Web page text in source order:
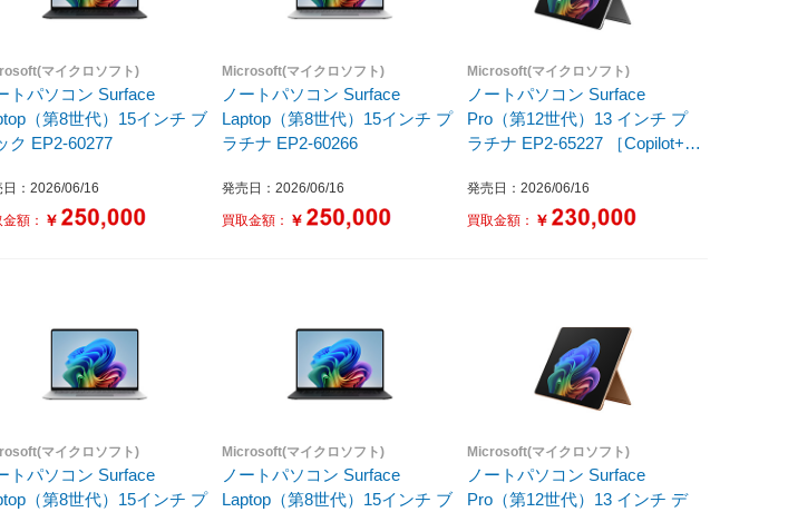
マイクロソフト)
トパソコン Surface
（第8世代）15インチ ブ
ク EP2-60277
日：2026/06/16
額： ￥
Microsoft(マイクロソフト)
ノートパソコン Surface
Laptop（第8世代）15インチ プ
ラチナ EP2-60266
発売日：2026/06/16
買取金額： ￥
Microsoft(マイクロソフト)
ノートパソコン Surface
Pro（第12世代）13 インチ プ
ラチナ EP2-65227 ［Copilot+
/Snapdragon X2 Elite /メモリ：
32GB /SSD：1TB /M365 (24か
発売日：2026/06/16
買取金額： ￥
マイクロソフト)
トパソコン Surface
（第8世代）15インチ プ
Microsoft(マイクロソフト)
ノートパソコン Surface
Laptop（第8世代）15インチ ブ
Microsoft(マイクロソフト)
ノートパソコン Surface
Pro（第12世代）13 インチ デ